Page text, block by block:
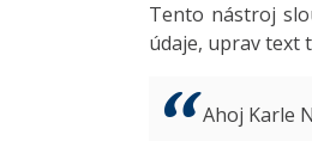
Tento nástroj
údaje, uprav text
Ahoj Karle